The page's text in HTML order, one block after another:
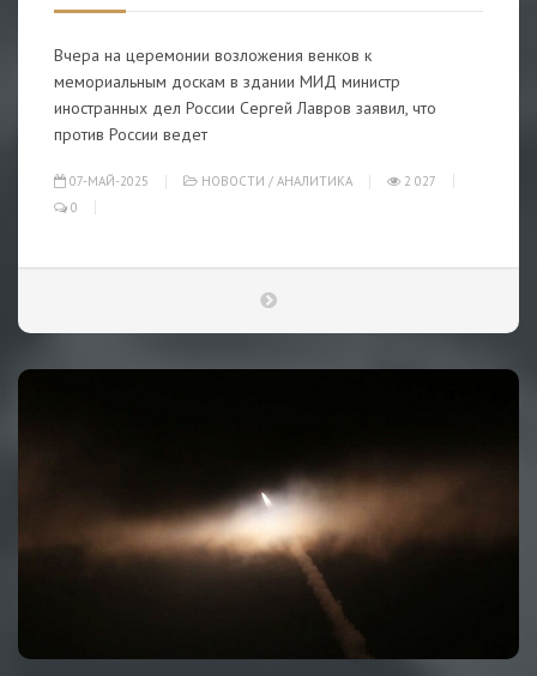
Вчера на церемонии возложения венков к
мемориальным доскам в здании МИД министр
иностранных дел России Сергей Лавров заявил, что
против России ведет
07-МАЙ-2025 НОВОСТИ / АНАЛИТИКА
2 027
0